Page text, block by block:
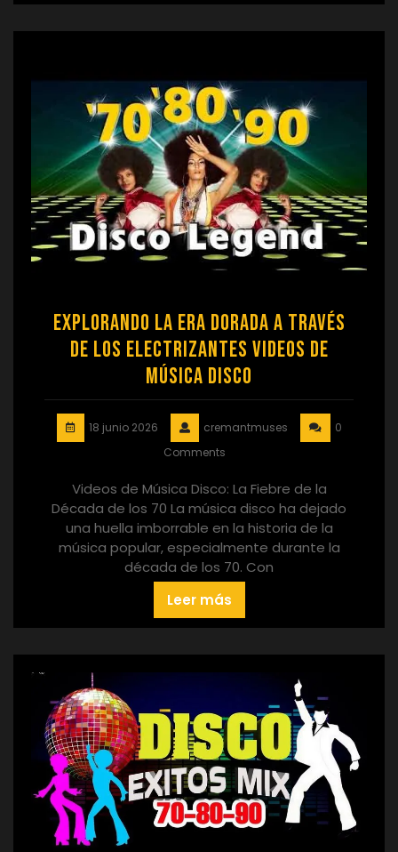
Explorando la Era Dorada a Través
de los Electrizantes Videos de
Música Disco
18 junio 2026 cremantmuses
0
Comments
Videos de Música Disco: La Fiebre de la
Década de los 70 La música disco ha dejado
una huella imborrable en la historia de la
música popular, especialmente durante la
década de los 70. Con
Leer más